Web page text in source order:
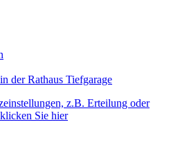
der Rathaus Tiefgarage
z.B. Erteilung oder
Sie hier